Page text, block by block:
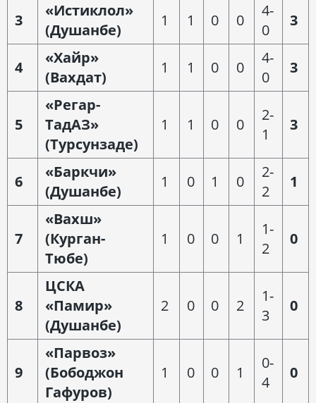
3
«Истиклол»
(Душанбе)
1 1 0 0
4-
0
3
4
«Хайр»
(Вахдат)
1 1 0 0
4-
0
3
5
«Регар-
ТадАЗ»
(Турсунзаде)
1 1 0 0
2-
1
3
6
«Баркчи»
(Душанбе)
1 0 1 0
2-
2
1
7
«Вахш»
(Курган-
Тюбе)
1 0 0 1
1-
2
0
8
ЦСКА
«Памир»
(Душанбе)
2 0 0 2
1-
3
0
9
«Парвоз»
(Бободжон
Гафуров)
1 0 0 1
0-
4
0